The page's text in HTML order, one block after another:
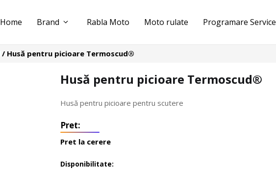
Home Brand Rabla Moto Moto rulate Programare Service
/ Husă pentru picioare Termoscud®
Husă pentru picioare Termoscud®
Husă pentru picioare pentru scutere
Pret la cerere
Disponibilitate: